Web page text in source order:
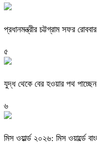
প্রধানমন্ত্রীর চট্টগ্রাম সফর রোববার
৫
যুদ্ধ থেকে বের হওয়ার পথ পাচ্ছেন
৬
মিস ওয়ার্ল্ড ২০২৬: মিস ওয়ার্ল্ডে